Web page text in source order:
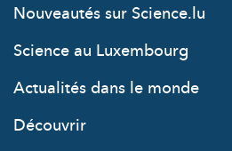
Nouveautés sur Science.lu
Science au Luxembourg
Actualités dans le monde
Découvrir